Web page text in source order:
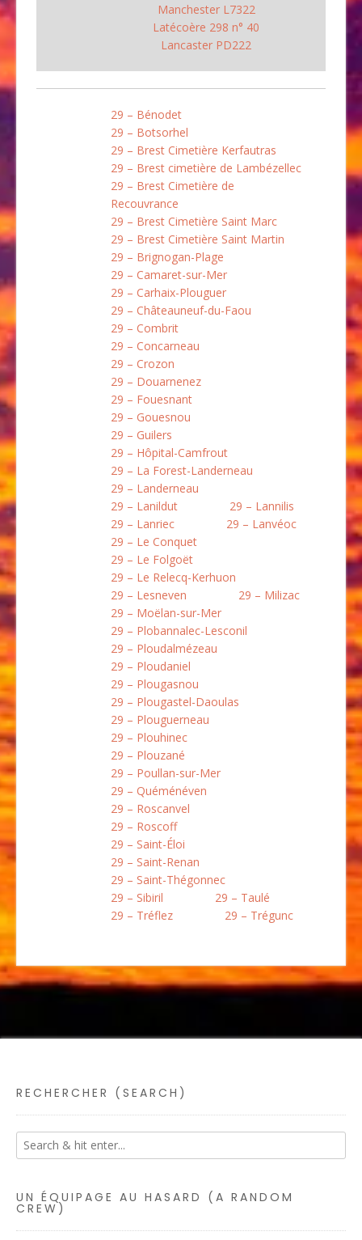
Manchester L7322
Latécoère 298 n° 40
Lancaster PD222
29 – Bénodet
29 – Botsorhel
29 – Brest Cimetière Kerfautras
29 – Brest cimetière de Lambézellec
29 – Brest Cimetière de
Recouvrance
29 – Brest Cimetière Saint Marc
29 – Brest Cimetière Saint Martin
29 – Brignogan-Plage
29 – Camaret-sur-Mer
29 – Carhaix-Plouguer
29 – Châteauneuf-du-Faou
29 – Combrit
29 – Concarneau
29 – Crozon
29 – Douarnenez
29 – Fouesnant
29 – Gouesnou
29 – Guilers
29 – Hôpital-Camfrout
29 – La Forest-Landerneau
29 – Landerneau
29 – Lanildut
29 – Lannilis
29 – Lanriec
29 – Lanvéoc
29 – Le Conquet
29 – Le Folgoët
29 – Le Relecq-Kerhuon
29 – Lesneven
29 – Milizac
29 – Moëlan-sur-Mer
29 – Plobannalec-Lesconil
29 – Ploudalmézeau
29 – Ploudaniel
29 – Plougasnou
29 – Plougastel-Daoulas
29 – Plouguerneau
29 – Plouhinec
29 – Plouzané
29 – Poullan-sur-Mer
29 – Quéménéven
29 – Roscanvel
29 – Roscoff
29 – Saint-Éloi
29 – Saint-Renan
29 – Saint-Thégonnec
29 – Sibiril
29 – Taulé
29 – Tréflez
29 – Trégunc
RECHERCHER (SEARCH)
UN ÉQUIPAGE AU HASARD (A RANDOM
CREW)